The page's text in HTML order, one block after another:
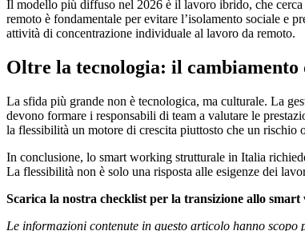
Il modello più diffuso nel 2026 è il lavoro ibrido, che
remoto è fondamentale per evitare l’isolamento sociale e
attività di concentrazione individuale al lavoro da remoto.
Oltre la tecnologia: il
La sfida più grande non è tecnologica, ma culturale. La
devono formare i responsabili di team a valutare le
la flessibilità un motore di crescita piuttosto che un rischio
In conclusione, lo smart working strutturale in Italia
La flessibilità non è solo una risposta alle esigenze dei
Scarica la nostra checklist per la transizione allo
Le informazioni contenute in questo articolo hanno